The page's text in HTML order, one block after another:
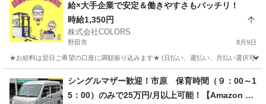
給×大手企業で安定＆働きやすさもバッチリ！
時給1,350円
株式会社COLORS
野田市 8月9日
★お給料は翌日ご希望の口座に満額振り込みます★ (日払い、週払い、月払い選択可
倉庫 時給
シングルマザー歓迎！市原 保育時間（９：00～1
5：00）のみで25万円/月以上可能！【Amazon Fl